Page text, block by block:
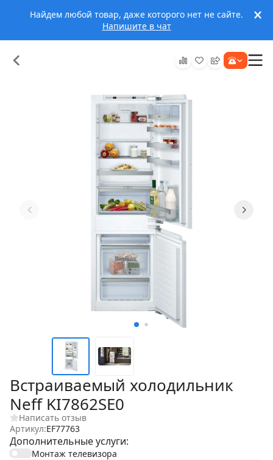
Найдем любой товар, даже которого нет не сайте.
Напишите в чат
Встраиваемый холодильник
Neff KI7862SE0
Написать отзыв
Артикул:EF77763
Дополнительные услуги:
Монтаж телевизора